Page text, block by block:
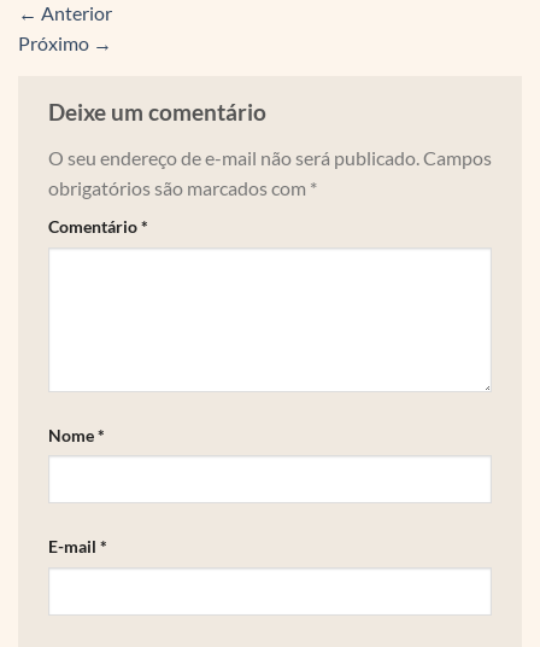
← Anterior
Próximo →
Deixe um comentário
O seu endereço de e-mail não será publicado.Campos
obrigatórios são marcados com *
Comentário*
Nome*
E-mail *